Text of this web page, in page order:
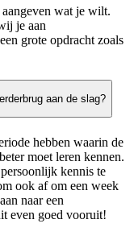
wat je wilt.
je aan
grote opdracht zoals
aan de slag?
hebben waarin de
moet leren kennen.
kennis te
ook af om een week
naar een
even goed vooruit!